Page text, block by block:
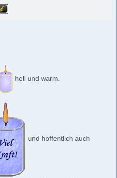
hell und warm.
und hoffentlich auch